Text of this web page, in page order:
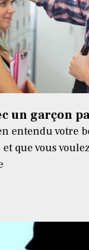
un garçon
entendu votre
que vous